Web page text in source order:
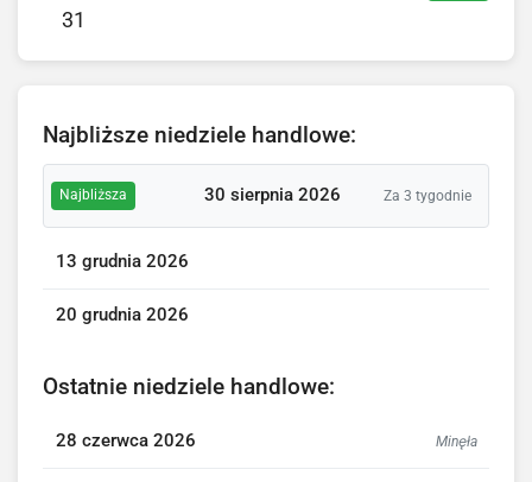
31
Najbliższe niedziele handlowe:
Najbliższa 30 sierpnia 2026 Za 3 tygodnie
13 grudnia 2026
20 grudnia 2026
Ostatnie niedziele handlowe:
28 czerwca 2026 Minęła